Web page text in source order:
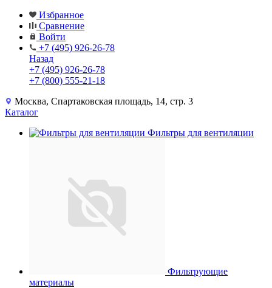
Избранное
Сравнение
Войти
+7 (495) 926-26-78
Назад
+7 (495) 926-26-78
+7 (800) 555-21-18
Москва, Спартаковская площадь, 14, стр. 3
Каталог
Фильтры для вентиляции
Фильтрующие
материалы